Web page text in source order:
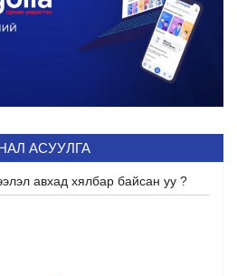
АСУУЛГА
авхад хялбар байсан уу ?